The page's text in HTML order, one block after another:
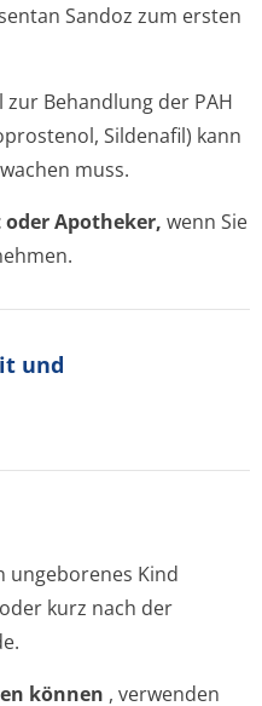
Sandoz zum ersten
Behandlung der PAH
Sildenafil) kann
muss.
Apotheker, wenn Sie
und
ungeborenes Kind
kurz nach der
können , verwenden